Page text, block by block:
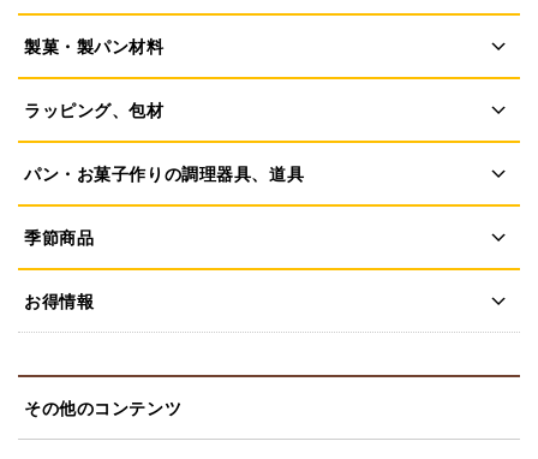
製菓・製パン材料
ラッピング、包材
パン・お菓子作りの調理器具、道具
季節商品
お得情報
その他のコンテンツ